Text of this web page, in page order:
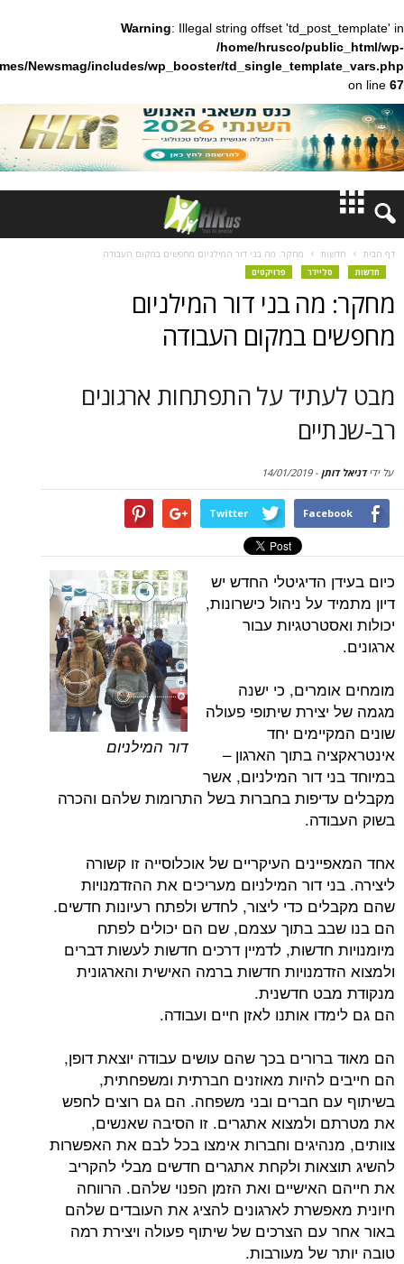
Warning: Illegal string offset
/home/hrusco/
content/themes/Newsmag/includes/wp_booster/
חדשות
מחקר: מה בני דור המילניום מחפשים במקום העבודה
פרויקטים
בני דור המילניום
במקום העבודה
על התפתחות ארגונים
-
14/01/2019
Twitter
דור המילניום
הדיגיטלי החדש יש
על ניהול כישרונות,
עבור
כי ישנה
שיתופי פעולה
יחד
בתוך הארגון –
דור המילניום, אשר
בחברות בשל התרומות שלהם והכרה
העיקריים של אוכלוסייה זו קשורה
דור המילניום מעריכים את ההזדמנויות
כדי ליצור, לחדש ולפתח רעיונות חדשים.
בתוך עצמם, שם הם יכולים לפתח
חדשות, לדמיין דרכים חדשות לעשות דברים
חדשות ברמה האישית והארגונית
חדשנית.
אותנו לאזן חיים ועבודה.
בכך שהם עושים עבודה יוצאת דופן,
להיות מאוזנים חברתית ומשפחתית,
חברים ובני משפחה. הם גם רוצים לחפש
אתגרים. זו הסיבה שאנשים,
וחברות אימצו בכל לבם את האפשרות
ולקחת אתגרים חדשים מבלי להקריב
ואת הזמן הפנוי שלהם. הרווחה
לארגונים להציג את העובדים שלהם
הצרכים של שיתוף פעולה ויצירת רמה
של מעורבות.